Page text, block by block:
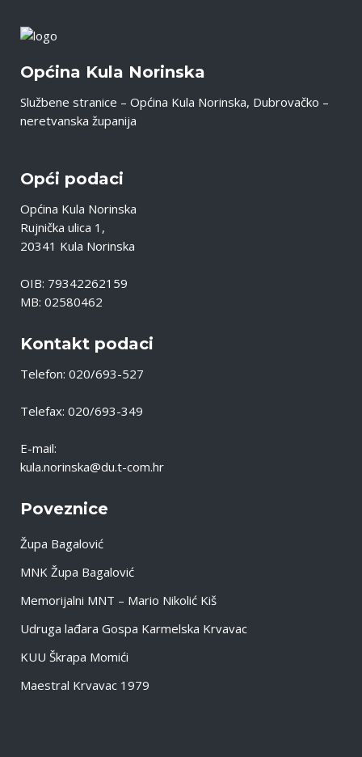
Općina Kula Norinska
Službene stranice – Općina Kula Norinska, Dubrovačko –
neretvanska županija
Opći podaci
Općina Kula Norinska
Rujnička ulica 1,
20341 Kula Norinska
OIB: 79342262159
MB: 02580462
Kontakt podaci
Telefon: 020/693-527
Telefax: 020/693-349
E-mail:
kula.norinska@du.t-com.hr
Poveznice
Župa Bagalović
MNK Župa Bagalović
Memorijalni MNT – Mario Nikolić Kiš
Udruga lađara Gospa Karmelska Krvavac
KUU Škrapa Momići
Maestral Krvavac 1979